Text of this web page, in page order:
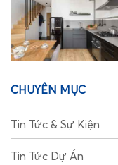
CHUYÊN MỤC
Tin Tức & Sự Kiện
Tin Tức Dự Án